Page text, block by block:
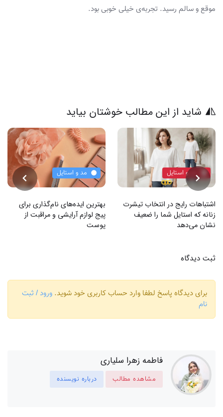
موقع و سالم رسید. تجربه‌ی خیلی خوبی بود.
شاید از این مطالب خوشتان بیاید
مد و استایل
اشتباهات رایج در انتخاب تیشرت
زنانه که استایل شما را ضعیف
نشان می‌دهد
مد و استایل
بهترین ایده‌های نام‌گذاری برای
پیج لوازم آرایشی و مراقبت از
پوست
ثبت دیدگاه
برای دیدگاه پاسخ لطفا وارد حساب کاربری خود شوید. ورود / ثبت
نام
فاطمه زهرا سلیاری
مشاهده مطالب درباره نویسنده